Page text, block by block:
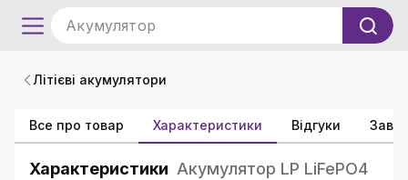
Акумулятор
Літієві акумулятори
Все про товар Характеристики Відгуки
Характеристики Акумулятор LP LiFePO4